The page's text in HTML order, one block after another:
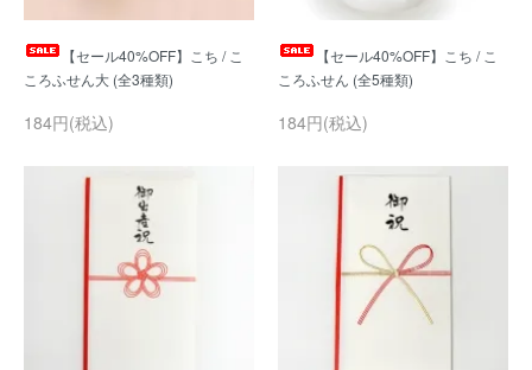
【セール40%OFF】こち / こ
184円(税込)
【セール40%OFF】こち / こ
184円(税込)